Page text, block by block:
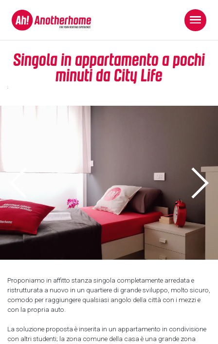
Singola in appartamento a pochi
minuti da City Life
;
Proponiamo in affitto stanza singola completamente arredata e
ristrutturata a nuovo in un quartiere di grande sviluppo, molto sicuro,
comodo per raggiungere qualsiasi angolo della città con i mezzi e
con la propria auto.
La soluzione proposta è inserita in un appartamento in condivisione
con altri studenti; la zona comune della casa è una grande zona